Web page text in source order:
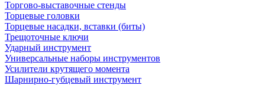
Торгово-выставочные стенды
Торцевые головки
Торцевые насадки, вставки (биты)
Трещоточные ключи
Ударный инструмент
Универсальные наборы инструментов
Усилители крутящего момента
Шарнирно-губцевый инструмент